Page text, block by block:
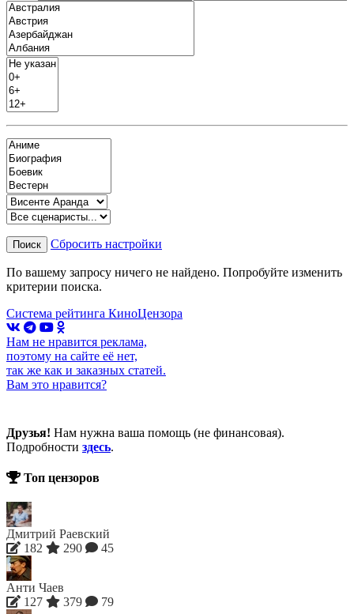
Поиск Сбросить настройки
По вашему запросу ничего не найдено. Попробуйте изменить
критерии поиска.
Система рейтинга КиноЦензора
Нам не нравится реклама,
поэтому на сайте её нет,
так же как и заказных статей.
Вам это нравится?
Друзья! Нам нужна ваша помощь (не финансовая).
Подробности здесь.
Топ цензоров
Дмитрий Раевский
182
290 45
Анти Чаев
127
379 79